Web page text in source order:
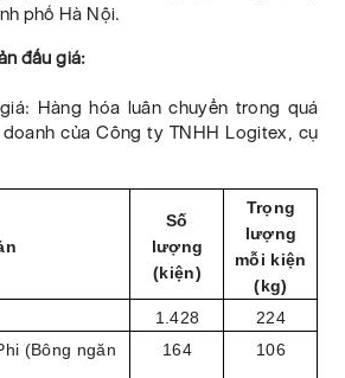
phố Hà Nội.
đấu giá:
Hàng hóa luân chuyển trong quá
của Công ty TNHH Logitex, cụ
Số
lượng
(kiện)
Trọng
lượng
mỗi kiện
(kg)
1.428
224
(Bông ngăn
164 106